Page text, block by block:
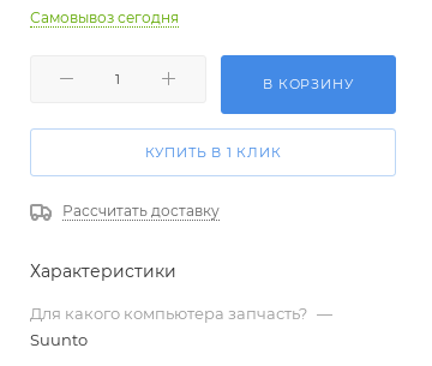
Самовывоз сегодня
В КОРЗИНУ
КУПИТЬ В 1 КЛИК
Рассчитать доставку
Характеристики
Для какого компьютера запчасть? —
Suunto